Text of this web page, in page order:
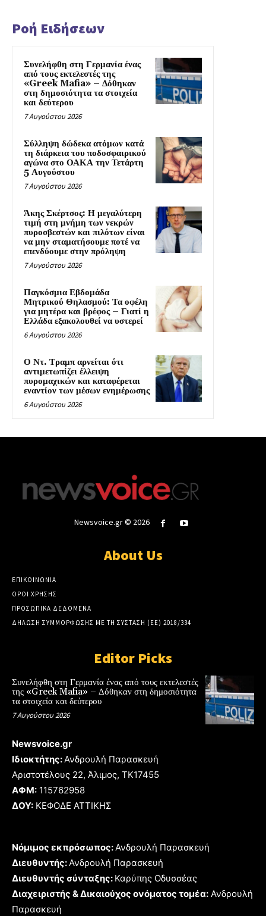
Ροή Ειδήσεων
Συνελήφθη στη Γερμανία ένας
από τους εκτελεστές της
«Greek Mafia» – Δόθηκαν
στη δημοσιότητα τα στοιχεία
και δεύτερου
7 Αυγούστου 2026
Σύλληψη δώδεκα ατόμων κατά
τη διάρκεια του ποδοσφαιρικού
αγώνα στο ΟΑΚΑ την Τετάρτη
5 Αυγούστου
7 Αυγούστου 2026
Άκης Σκέρτσος: Η μεγαλύτερη
τιμή στη μνήμη των νεκρών
πυροσβεστών και πιλότων είναι
να μην σταματήσουμε ποτέ να
επενδύουμε στην πρόληψη
7 Αυγούστου 2026
Παγκόσμια Εβδομάδα
Μητρικού Θηλασμού: Τα οφέλη
για μητέρα και βρέφος – Γιατί η
Ελλάδα εξακολουθεί να υστερεί
6 Αυγούστου 2026
Ο Ντ. Τραμπ αρνείται ότι
αντιμετωπίζει έλλειψη
πυρομαχικών και καταφέρεται
εναντίον των μέσων ενημέρωσης
6 Αυγούστου 2026
Newsvoice.gr © 2026
About Us
ΕΠΙΚΟΙΝΩΝΙΑ
ΟΡΟΙ ΧΡΗΣΗΣ
ΠΡΟΣΩΠΙΚΑ ΔΕΔΟΜΕΝΑ
ΔΗΛΩΣΗ ΣΥΜΜΟΡΦΩΣΗΣ ΜΕ ΤΗ ΣΥΣΤΑΣΗ (ΕΕ) 2018/334
Editor Picks
Συνελήφθη στη Γερμανία ένας από τους εκτελεστές
της «Greek Mafia» – Δόθηκαν στη δημοσιότητα
τα στοιχεία και δεύτερου
7 Αυγούστου 2026
Newsvoice.gr
Ιδιοκτήτης: Ανδρουλή Παρασκευή
Αριστοτέλους 22, Άλιμος, TK17455
ΑΦΜ: 115762958
ΔΟΥ: ΚΕΦΟΔΕ ΑΤΤΙΚΗΣ
Νόμιμος εκπρόσωπος: Ανδρουλή Παρασκευή
Διευθυντής: Ανδρουλή Παρασκευή
Διευθυντής σύνταξης: Καρύπης Οδυσσέας
Διαχειριστής & Δικαιούχος ονόματος τομέα: Ανδρουλή
Παρασκευή